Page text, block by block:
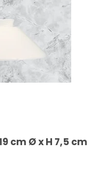
cm Ø x H 7,5 cm